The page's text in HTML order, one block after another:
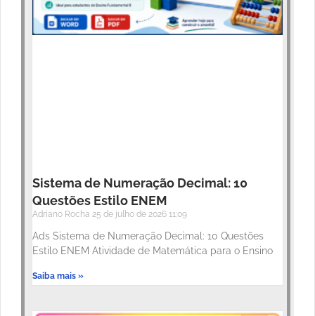
Sistema de Numeração Decimal: 10
Questões Estilo ENEM
Adriano Rocha 25 de julho de 2026 11:09
Ads Sistema de Numeração Decimal: 10 Questões
Estilo ENEM Atividade de Matemática para o Ensino
Saiba mais »